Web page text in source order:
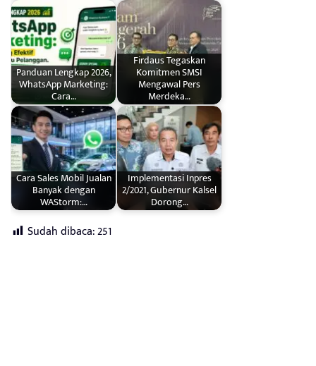
Panduan Lengkap 2026,
WhatsApp Marketing:
Cara…
Firdaus Tegaskan
Komitmen SMSI
Mengawal Pers
Merdeka…
Cara Sales Mobil Jualan
Banyak dengan
WAStorm:…
Implementasi Inpres
2/2021, Gubernur Kalsel
Dorong…
Sudah dibaca:251